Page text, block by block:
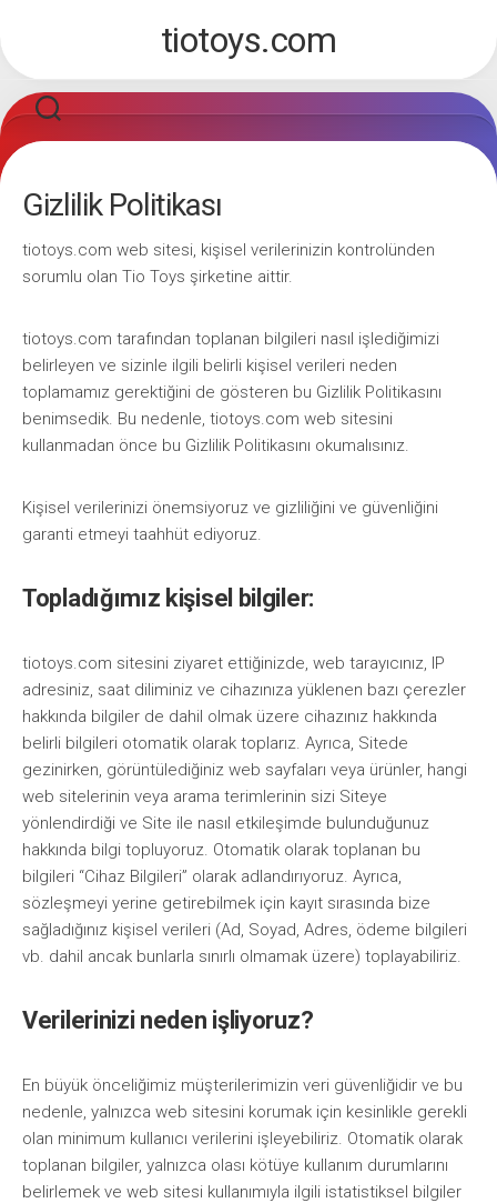
content
tiotoys.com
Gizlilik Politikası
tiotoys.com web sitesi, kişisel verilerinizin kontrolünden
sorumlu olan Tio Toys şirketine aittir.
tiotoys.com tarafından toplanan bilgileri nasıl işlediğimizi
belirleyen ve sizinle ilgili belirli kişisel verileri neden
toplamamız gerektiğini de gösteren bu Gizlilik Politikasını
benimsedik. Bu nedenle, tiotoys.com web sitesini
kullanmadan önce bu Gizlilik Politikasını okumalısınız.
Kişisel verilerinizi önemsiyoruz ve gizliliğini ve güvenliğini
garanti etmeyi taahhüt ediyoruz.
Topladığımız kişisel bilgiler:
tiotoys.com sitesini ziyaret ettiğinizde, web tarayıcınız, IP
adresiniz, saat diliminiz ve cihazınıza yüklenen bazı çerezler
hakkında bilgiler de dahil olmak üzere cihazınız hakkında
belirli bilgileri otomatik olarak toplarız. Ayrıca, Sitede
gezinirken, görüntülediğiniz web sayfaları veya ürünler, hangi
web sitelerinin veya arama terimlerinin sizi Siteye
yönlendirdiği ve Site ile nasıl etkileşimde bulunduğunuz
hakkında bilgi topluyoruz. Otomatik olarak toplanan bu
bilgileri “Cihaz Bilgileri” olarak adlandırıyoruz. Ayrıca,
sözleşmeyi yerine getirebilmek için kayıt sırasında bize
sağladığınız kişisel verileri (Ad, Soyad, Adres, ödeme bilgileri
vb. dahil ancak bunlarla sınırlı olmamak üzere) toplayabiliriz.
Verilerinizi neden işliyoruz?
En büyük önceliğimiz müşterilerimizin veri güvenliğidir ve bu
nedenle, yalnızca web sitesini korumak için kesinlikle gerekli
olan minimum kullanıcı verilerini işleyebiliriz. Otomatik olarak
toplanan bilgiler, yalnızca olası kötüye kullanım durumlarını
belirlemek ve web sitesi kullanımıyla ilgili istatistiksel bilgiler